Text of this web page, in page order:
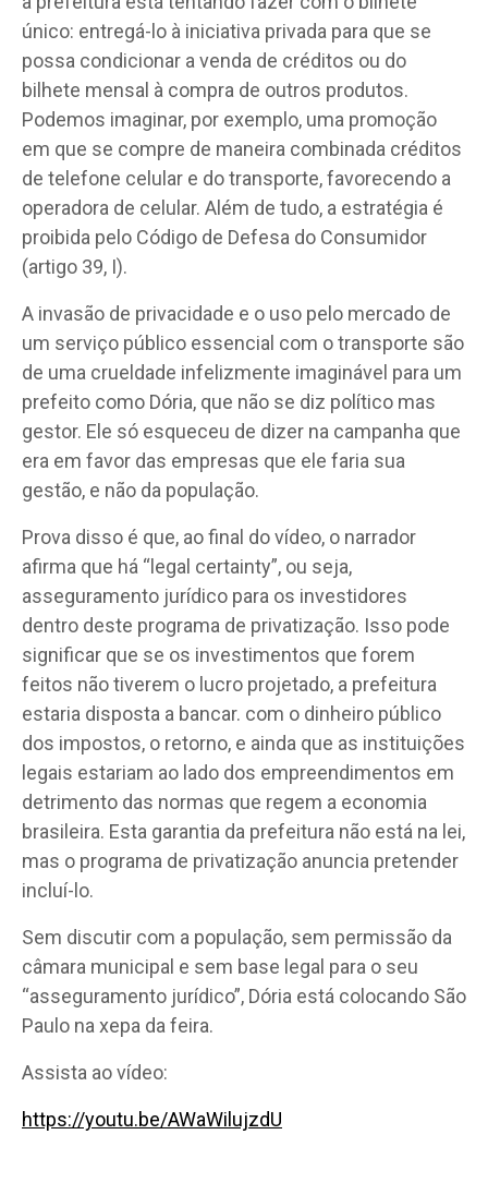
único: entregá-lo à iniciativa privada para que se
possa condicionar a venda de créditos ou do
bilhete mensal à compra de outros produtos.
Podemos imaginar, por exemplo, uma promoção
em que se compre de maneira combinada créditos
de telefone celular e do transporte, favorecendo a
operadora de celular. Além de tudo, a estratégia é
proibida pelo Código de Defesa do Consumidor
(artigo 39, I).
A invasão de privacidade e o uso pelo mercado de
um serviço público essencial com o transporte são
de uma crueldade infelizmente imaginável para um
prefeito como Dória, que não se diz político mas
gestor. Ele só esqueceu de dizer na campanha que
era em favor das empresas que ele faria sua
gestão, e não da população.
Prova disso é que, ao final do vídeo, o narrador
afirma que há “legal certainty”, ou seja,
asseguramento jurídico para os investidores
dentro deste programa de privatização. Isso pode
significar que se os investimentos que forem
feitos não tiverem o lucro projetado, a prefeitura
estaria disposta a bancar. com o dinheiro público
dos impostos, o retorno, e ainda que as instituições
legais estariam ao lado dos empreendimentos em
detrimento das normas que regem a economia
brasileira. Esta garantia da prefeitura não está na lei,
mas o programa de privatização anuncia pretender
incluí-lo.
Sem discutir com a população, sem permissão da
câmara municipal e sem base legal para o seu
“asseguramento jurídico”, Dória está colocando São
Paulo na xepa da feira.
Assista ao vídeo:
https://youtu.be/AWaWilujzdU